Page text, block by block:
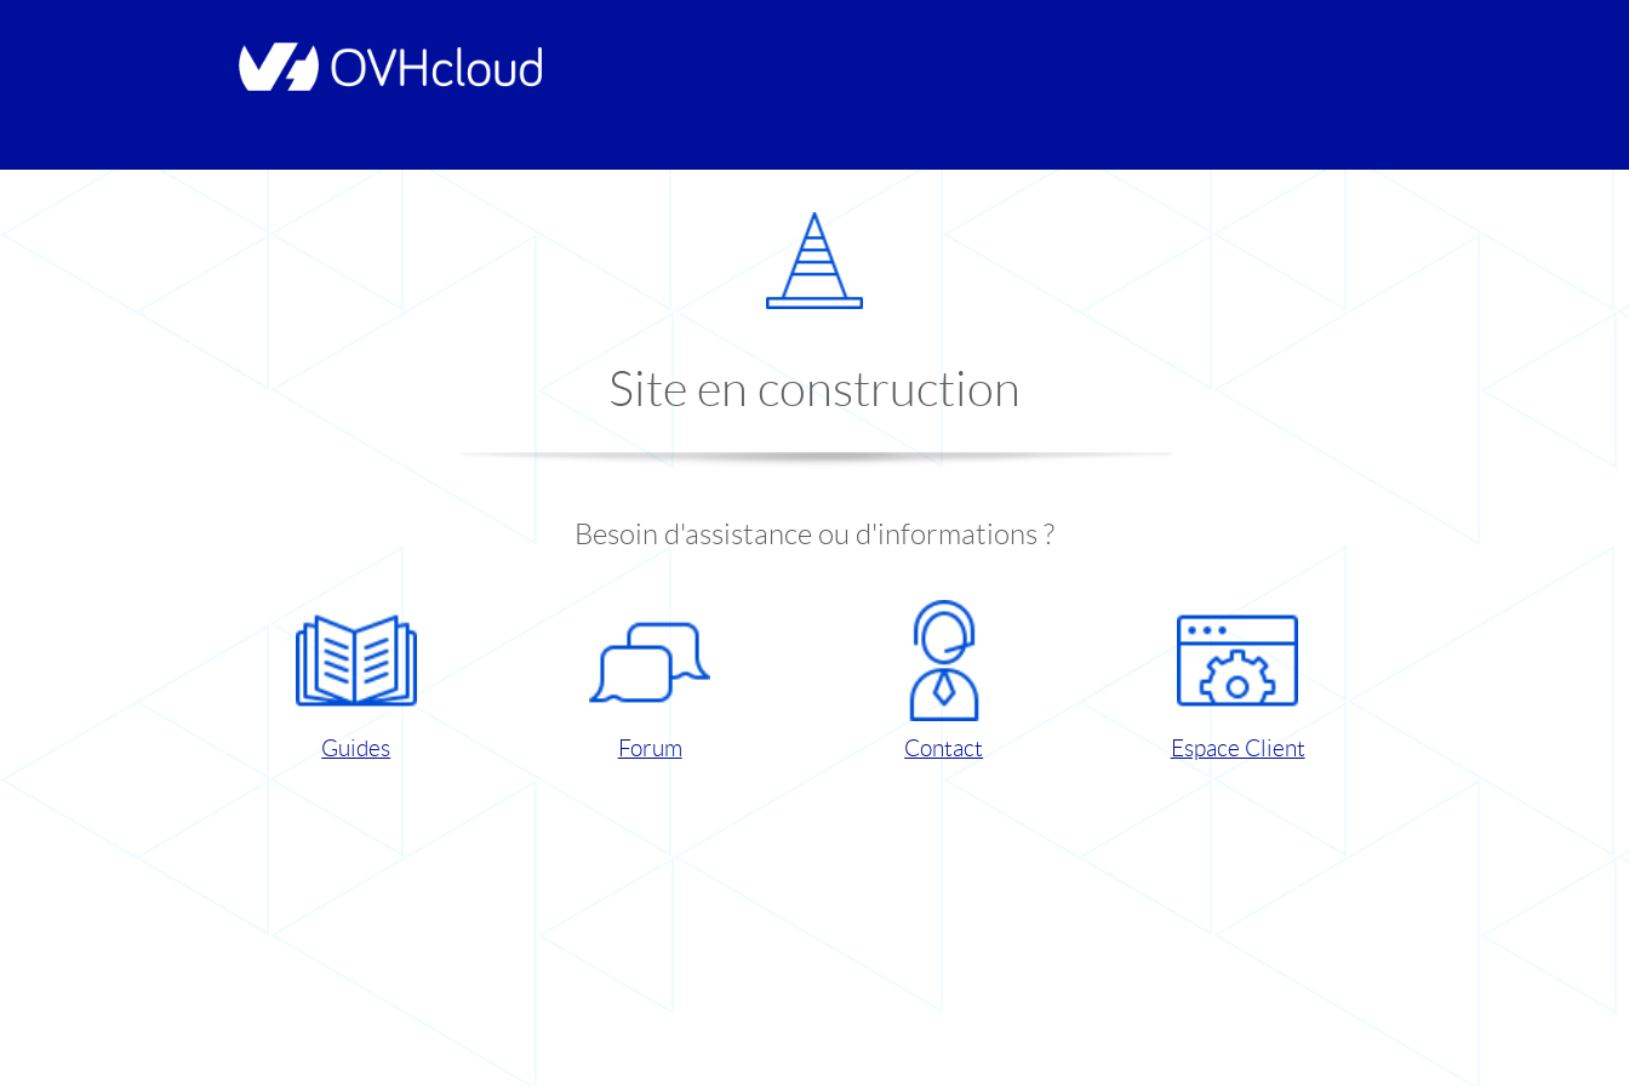
Site en construction
Besoin d'assistance ou d'informations ?
Guides Forum Contact Espace Client